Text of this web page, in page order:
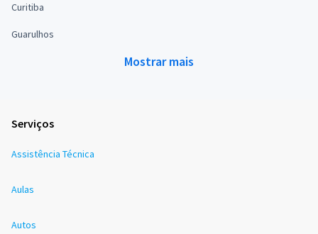
Curitiba
Guarulhos
Mostrar mais
Serviços
Assistência Técnica
Aulas
Autos